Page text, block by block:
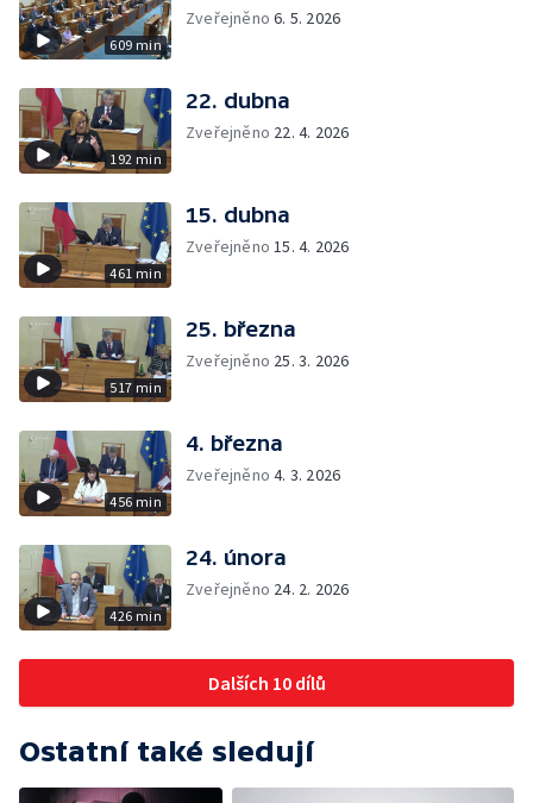
609 min
Zveřejněno6. 5. 2026
192 min
22. dubna
Zveřejněno 22. 4. 2026
461 min
15. dubna
Zveřejněno15. 4. 2026
517 min
25. března
Zveřejněno 25. 3. 2026
456 min
4. března
Zveřejněno4. 3. 2026
426 min
24. února
Zveřejněno 24. 2. 2026
Dalších 10 dílů
Ostatní také sledují